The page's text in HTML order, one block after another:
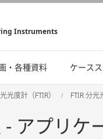
Instruments
・各種資料 ケース
光度計（FTIR） FTIR 分光
アプリケ